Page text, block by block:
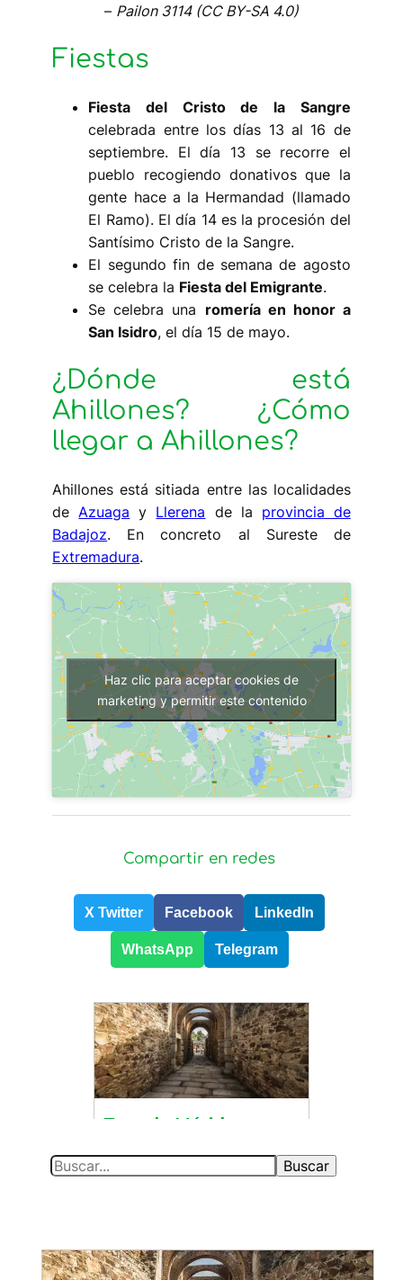
– Pailon 3114 (CC BY-SA 4.0)
Fiestas
Fiesta del Cristo de la Sangre
celebrada entre los días 13 al 16 de
septiembre. El día 13 se recorre el
pueblo recogiendo donativos que la
gente hace a la Hermandad (llamado
El Ramo). El día 14 es la procesión del
Santísimo Cristo de la Sangre.
El segundo fin de semana de agosto
se celebra la Fiesta del Emigrante.
Se celebra una romería en honor a
San Isidro, el día 15 de mayo.
¿Dónde está
Ahillones? ¿Cómo
llegar a Ahillones?
Ahillones está sitiada entre las localidades
de Azuaga y Llerena de la provincia de
Badajoz. En concreto al Sureste de
Extremadura.
Haz clic para aceptar cookies de
marketing y permitir este contenido
Compartir en redes
X Twitter Facebook LinkedIn
WhatsApp Telegram
S
c
Buscar